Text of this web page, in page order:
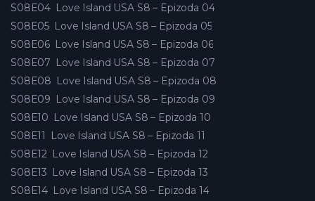
S08E04 Love Island USA S8 – Epizoda 04
S08E05 Love Island USA S8 – Epizoda 05
S08E06 Love Island USA S8 – Epizoda 06
S08E07 Love Island USA S8 – Epizoda 07
S08E08 Love Island USA S8 – Epizoda 08
S08E09 Love Island USA S8 – Epizoda 09
S08E10 Love Island USA S8 – Epizoda 10
S08E11
Love Island USA S8 – Epizoda 11
S08E12 Love Island USA S8 – Epizoda 12
S08E13 Love Island USA S8 – Epizoda 13
S08E14 Love Island USA S8 – Epizoda 14